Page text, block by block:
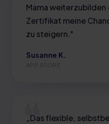
Mama weiterzubilden
Zertifikat meine
zu steigern."
Susanne K.
APP STORE
„Das flexible,